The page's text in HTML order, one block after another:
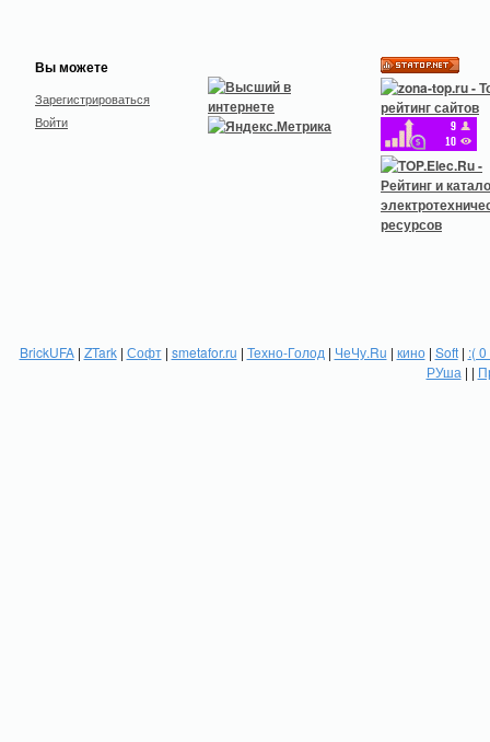
Вы можете
Зарегистрироваться
Войти
BrickUFA| ZTark| Софт| smetafor.ru | Техно-Голод | ЧеЧу.Ru | кино| Soft| :(
РУша | |